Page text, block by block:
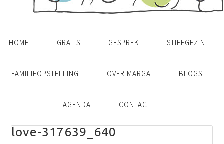
HOME GRATIS GESPREK STIEFGEZIN
FAMILIEOPSTELLING OVER MARGA BLOGS
AGENDA CONTACT
love-317639_640